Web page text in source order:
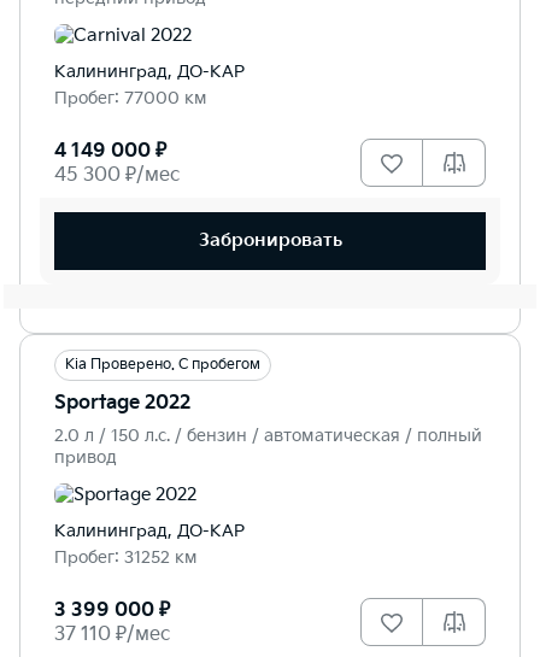
Калининград, ДО-КАР
Пробег: 77000 км
4 149 000 ₽
45 300 ₽/мес
Забронировать
Kia Проверено. С пробегом
Sportage 2022
2.0 л / 150 л.c. / бензин / автоматическая / полный
привод
Калининград, ДО-КАР
Пробег: 31252 км
3 399 000 ₽
37 110 ₽/мес